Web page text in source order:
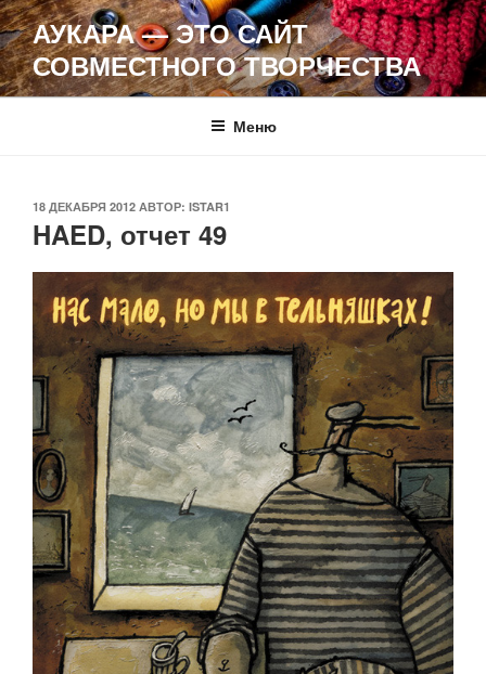
Перейти
к
содержимому
АУКАРА — ЭТО САЙТ
СОВМЕСТНОГО ТВОРЧЕСТВА
Меню
ОПУБЛИКОВАНО
18 ДЕКАБРЯ 2012 АВТОР: ISTAR1
HAED, отчет 49